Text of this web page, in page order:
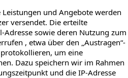
und Angebote werden
versendet. Die erteilte
sowie deren Nutzung zum
, etwa über den „Austragen“-
um eine
Dazu speichern wir im Rahmen
und die IP-Adresse